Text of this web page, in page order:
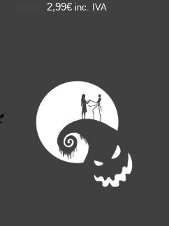
2,99€ inc. IVA